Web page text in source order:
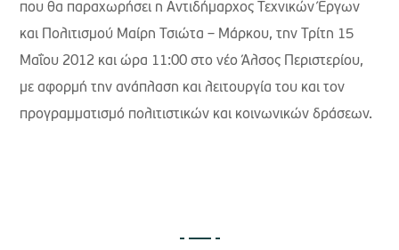
που θα παραχωρήσει η Αντιδήμαρχος Τεχνικών Έργων
και Πολιτισμού Μαίρη Τσιώτα – Μάρκου, την Τρίτη 15
Μαΐου 2012 και ώρα 11:00 στο νέο Άλσος Περιστερίου,
με αφορμή την ανάπλαση και λειτουργία του και τον
προγραμματισμό πολιτιστικών και κοινωνικών δράσεων.